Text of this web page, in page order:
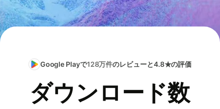
Google Playで128万件のレビューと4.8★の評価
ダウンロード数